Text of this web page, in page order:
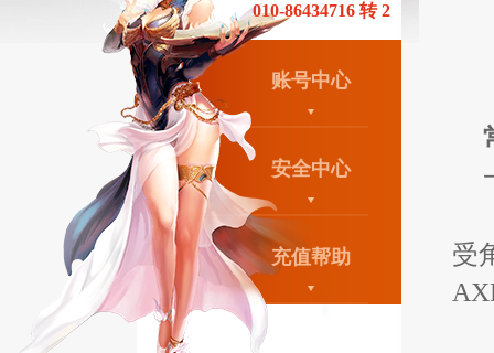
010-86434716 转 2
账号中心
安全中心
充值帮助
受